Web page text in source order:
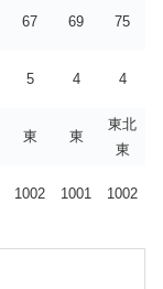
67 69 75
5 4 4
東 東
東北
東
1002 1001 1002